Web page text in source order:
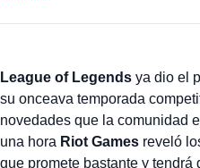
League of Legends ya dio el
su onceava temporada
novedades que la comunidad
una hora Riot Games reveló
que promete bastante y tendrá